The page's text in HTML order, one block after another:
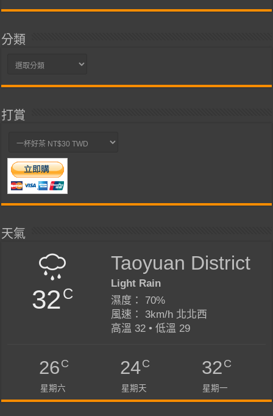
分類
分
打賞
天氣
32C
Taoyuan District
Light Rain
濕度： 70%
風速： 3km/h 北北西
高溫 32 • 低溫 29
26C
星期六
24C
星期天
32C
星期一